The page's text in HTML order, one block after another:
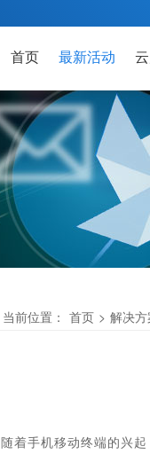
首页 最新活动
当前位置： 首页 > 解决
随着手机移动终端的兴